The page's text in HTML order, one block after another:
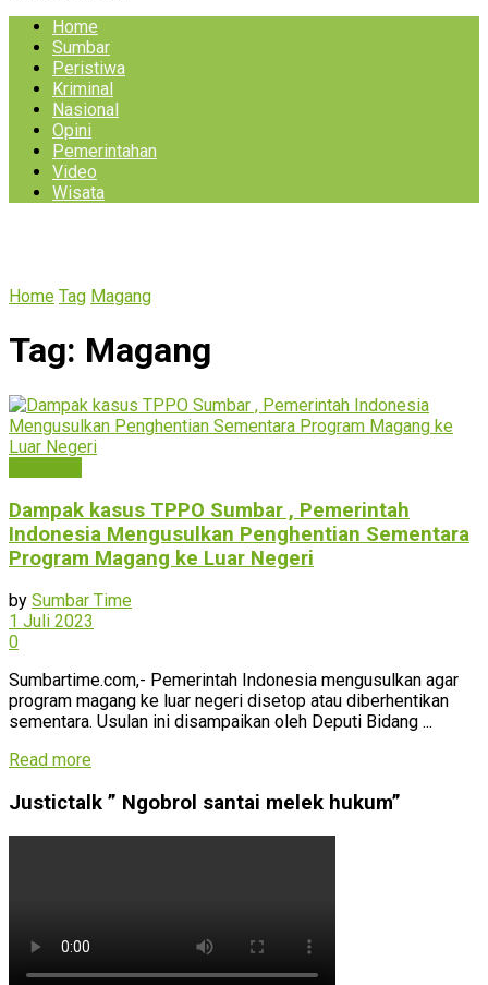
Home
Sumbar
Peristiwa
Kriminal
Nasional
Opini
Pemerintahan
Video
Wisata
Home Tag Magang
Tag: Magang
Dampak kasus TPPO Sumbar , Pemerintah
Indonesia Mengusulkan Penghentian Sementara
Program Magang ke Luar Negeri
by Sumbar Time
1 Juli 2023
0
Sumbartime.com,- Pemerintah Indonesia mengusulkan agar
program magang ke luar negeri disetop atau diberhentikan
sementara. Usulan ini disampaikan oleh Deputi Bidang ...
Read more
Justictalk ” Ngobrol santai melek hukum”